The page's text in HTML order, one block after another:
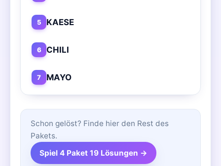
5 KAESE
6 CHILI
7 MAYO
Schon gelöst? Finde hier den Rest des
Pakets.
Spiel 4 Paket 19 Lösungen →